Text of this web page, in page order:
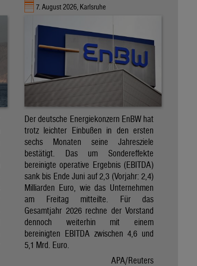
7. August 2026, Karlsruhe
Der deutsche Energiekonzern EnBW hat
trotz leichter Einbußen in den ersten
sechs Monaten seine Jahresziele
bestätigt. Das um Sondereffekte
bereinigte operative Ergebnis (EBITDA)
sank bis Ende Juni auf 2,3 (Vorjahr: 2,4)
Milliarden Euro, wie das Unternehmen
am Freitag mitteilte. Für das
Gesamtjahr 2026 rechne der Vorstand
dennoch weiterhin mit einem
bereinigten EBITDA zwischen 4,6 und
5,1 Mrd. Euro.
APA/Reuters